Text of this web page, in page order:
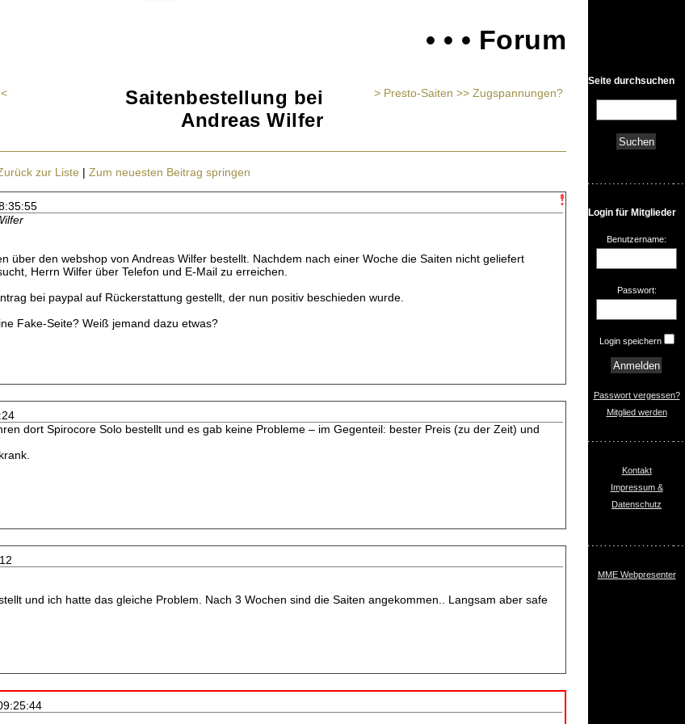
Seite durchsuchen
Login für Mitglieder
Benutzername:
Passwort:
Login speichern
Passwort vergessen?
Mitglied werden
Kontakt
Impressum &
Datenschutz
MME Webpresenter
• • • Forum
Saitenbestellung bei
Andreas Wilfer
> Presto-Saiten >> Zugspannungen?
zur Liste | Zum neuesten Beitrag springen
über den webshop von Andreas Wilfer bestellt. Nachdem nach einer Woche die Saiten nicht geliefert
Herrn Wilfer über Telefon und E-Mail zu erreichen.
bei paypal auf Rückerstattung gestellt, der nun positiv beschieden wurde.
Fake-Seite? Weiß jemand dazu etwas?
dort Spirocore Solo bestellt und es gab keine Probleme – im Gegenteil: bester Preis (zu der Zeit) und
und ich hatte das gleiche Problem. Nach 3 Wochen sind die Saiten angekommen.. Langsam aber safe